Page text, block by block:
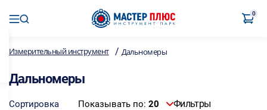
0
Измерительный инструмент / Дальномеры
Дальномеры
Сортировка Показывать по: 20 Фильтры